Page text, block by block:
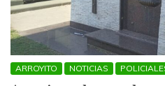
ARROYITO NOTICIAS